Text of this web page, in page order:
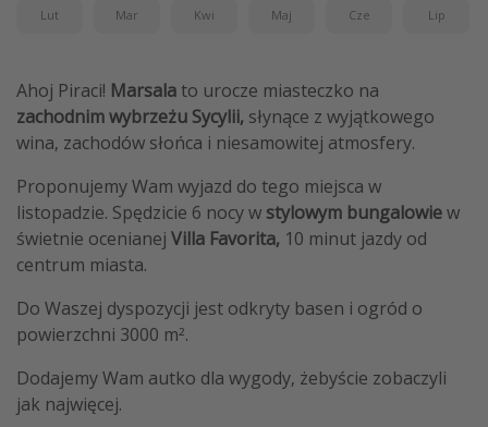
Lut Mar Kwi Maj Cze Lip
Ahoj Piraci! Marsala to urocze miasteczko na
zachodnim wybrzeżu Sycylii, słynące z wyjątkowego
wina, zachodów słońca i niesamowitej atmosfery.
Proponujemy Wam wyjazd do tego miejsca w
listopadzie. Spędzicie 6 nocy w stylowym bungalowiew
świetnie ocenianej Villa Favorita, 10 minut jazdy od
centrum miasta.
Do Waszej dyspozycji jest odkryty basen i ogród o
powierzchni 3000 m².
Dodajemy Wam autko dla wygody, żebyście zobaczyli
jak najwięcej.